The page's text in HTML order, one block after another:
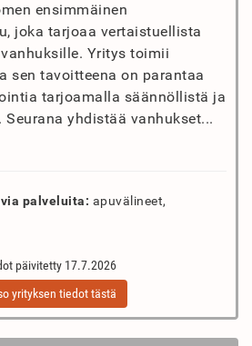
ensimmäinen
joka tarjoaa vertaistuellista
Yritys toimii
sen tavoitteena on parantaa
tarjoamalla säännöllistä ja
yhdistää vanhukset...
palveluita: apuvälineet,
päivitetty 17.7.2026
yrityksen tiedot tästä